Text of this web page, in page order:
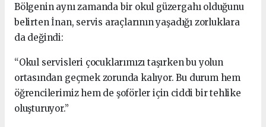
Bölgenin aynı zamanda bir okul güzergahı olduğunu
belirten İnan, servis araçlarının yaşadığı zorluklara
da değindi:
“Okul servisleri çocuklarımızı taşırken bu yolun
ortasından geçmek zorunda kalıyor. Bu durum hem
öğrencilerimiz hem de şoförler için ciddi bir tehlike
oluşturuyor.”